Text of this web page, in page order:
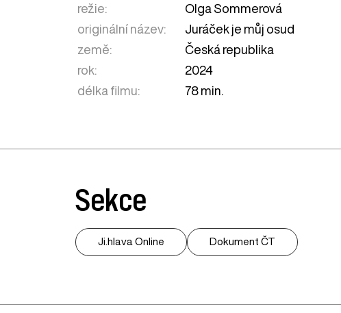
režie:
Olga Sommerová
originální název:
Juráček je můj osud
země:
Česká republika
rok:
2024
délka filmu:
78 min.
Sekce
Ji.hlava Online Dokument ČT